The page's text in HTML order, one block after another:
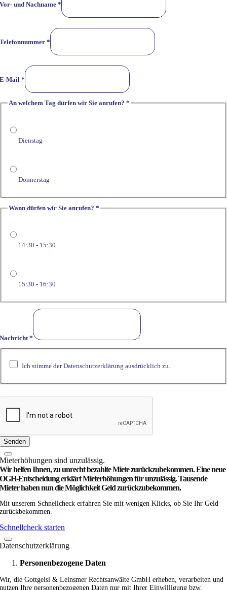
Vor- und Nachname*
Telefonnummer*
E-Mail*
An welchem Tag dürfen wir Sie anrufen?*
Dienstag
Donnerstag
Wann dürfen wir Sie anrufen?*
14:30 - 15:30
15:30 - 16:30
Nachricht*
VerborgenesIch stimme der Datenschutzerklärung ausdrücklich zu.
Senden
Miet­­erhöhungen sind unzulässig.
Wir helfen Ihnen, zu unrecht bezahlte Miete zurück­zubekommen. Eine neue
OGH-Entscheidung erklärt Mieterhöhungen für unzulässig. Tausende
Mieter haben nun die Möglichkeit Geld zurückzubekommen.
Mit unserem Schnellcheck erfahren Sie mit wenigen Klicks, ob Sie Ihr Geld
zurückbekommen.
Schnellcheck starten
Datenschutzerklärung
Personenbezogene Daten
Wir, die Gottgeisl & Leinsmer Rechtsanwälte GmbH erheben, verarbeiten und
nutzen Ihre personenbezogenen Daten nur mit Ihrer Einwilligung bzw.